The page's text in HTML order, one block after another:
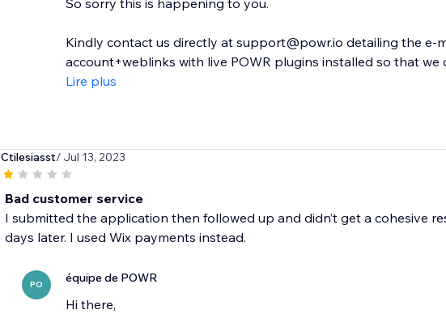
So sorry this is happening to you.
Kindly contact us directly at support@powr.io detailing the e-
account+weblinks with live POWR plugins installed so that we
Lire plus
Ctilesiasst/ Jul 13, 2023
Bad customer service
I submitted the application then followed up and didn’t get a cohesive
days later. I used Wix payments instead.
PO équipe de POWR
Hi there,